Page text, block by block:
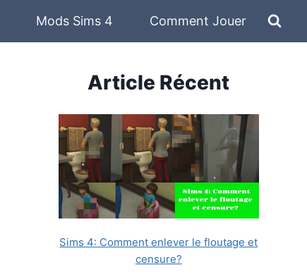
Mods Sims 4 Comment Jouer
Article Récent
Sims 4: Comment enlever le floutage et
censure?